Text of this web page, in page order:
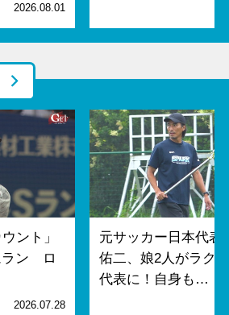
2026.08.01
ント」
ラン ロ
2026.07.28
元サッカー日本代表
佑二、娘2人がラク
代表に！自身も…